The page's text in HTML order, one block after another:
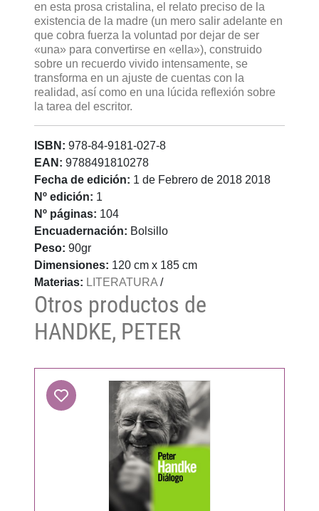
en esta prosa cristalina, el relato preciso de la
existencia de la madre (un mero salir adelante en
que cobra fuerza la voluntad por dejar de ser
«una» para convertirse en «ella»), construido
sobre un recuerdo vivido intensamente, se
transforma en un ajuste de cuentas con la
realidad, así como en una lúcida reflexión sobre
la tarea del escritor.
ISBN: 978-84-9181-027-8
EAN: 9788491810278
Fecha de edición: 1 de Febrero de 2018 2018
Nº edición: 1
Nº páginas: 104
Encuadernación: Bolsillo
Peso: 90gr
Dimensiones: 120 cm x 185 cm
Materias: LITERATURA /
Otros productos de
HANDKE, PETER